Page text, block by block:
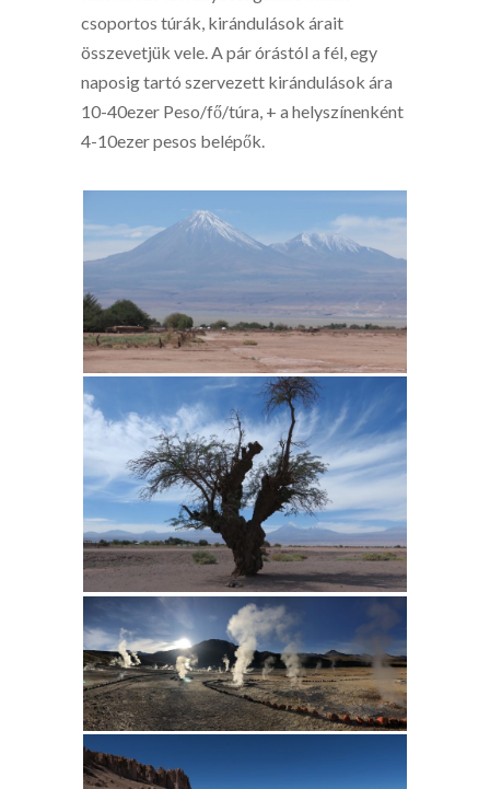
csoportos túrák, kirándulások árait
összevetjük vele. A pár órástól a fél, egy
naposig tartó szervezett kirándulások ára
10-40ezer Peso/fő/túra, + a helyszínenként
4-10ezer pesos belépők.